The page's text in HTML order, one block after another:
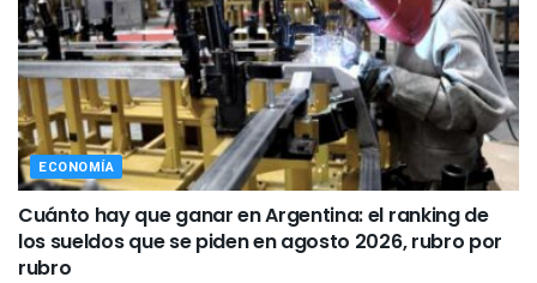
ECONOMÍA
Cuánto hay que ganar en Argentina: el ranking de
los sueldos que se piden en agosto 2026, rubro por
rubro